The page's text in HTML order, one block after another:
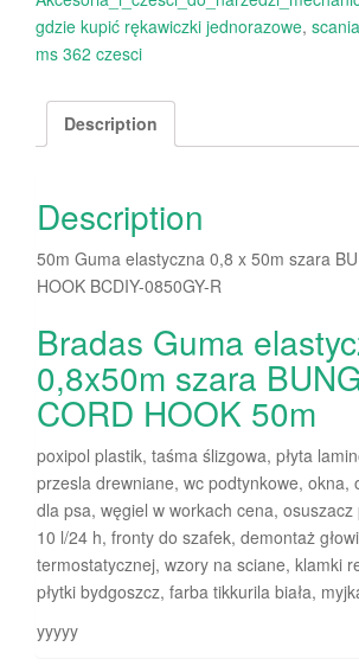
gdzie kupić rękawiczki jednorazowe,
ms 362 czesci
Description
Description
50m Guma elastyczna 0,8 x 50m szara
HOOK BCDIY-0850GY-R
Bradas Guma
0,8x50m szara
CORD HOOK 50m
poxipol plastik, taśma ślizgowa, płyta
przesla drewniane, wc podtynkowe, okna,
dla psa, węgiel w workach cena,
10 l/24 h, fronty do szafek, demontaż
termostatycznej, wzory na sciane, klamki
płytki bydgoszcz, farba tikkurila biała,
yyyyy